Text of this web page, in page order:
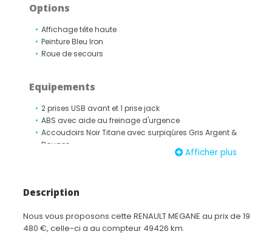
Options
Affichage tête haute
Peinture Bleu Iron
Roue de secours
Equipements
2 prises USB avant et 1 prise jack
ABS avec aide au freinage d'urgence
Accoudoirs Noir Titane avec surpiqûres Gris Argent &
Rouges
Airbags frontaux conducteur et passager adaptatifs
Airbags latéraux (thorax / bassin) avant
Airbags rideaux de têtes aux places avant et arrière
Afficher plus
Description
Nous vous proposons cette RENAULT MEGANE au prix de 19
480 €, celle-ci a au compteur 49426 km.